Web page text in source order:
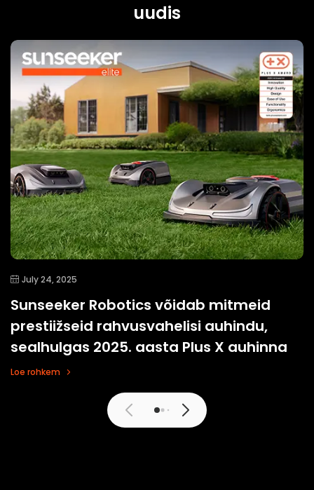
uudis
July 24, 2025
Sunseeker Robotics võidab mitmeid
prestiižseid rahvusvahelisi auhindu,
sealhulgas 2025. aasta Plus X auhinna
Loe rohkem